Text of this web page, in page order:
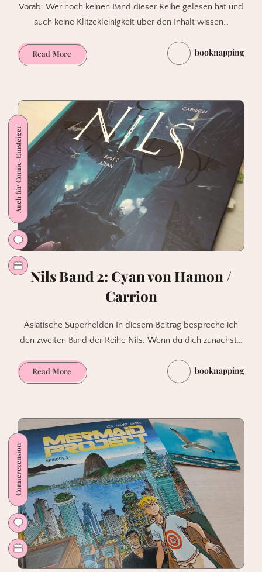
Vorab: Wer noch keinen Band dieser Reihe gelesen hat und
auch keine Klitzekleinigkeit über den Inhalt wissen…
Read MoreMermaid
Project.
von
Leo/Jamar/Simon
booknapping
Auch für Comic-Einsteiger
Nils Band 2: Cyan von Hamon /
Carrion
Asiatische Superhelden In diesem Beitrag bespreche ich
den zweiten Band der Reihe Nils. Wenn du dich zunächst…
Read MoreNils
Band
von
Hamon
/
Carrion
booknapping
Comicrezension